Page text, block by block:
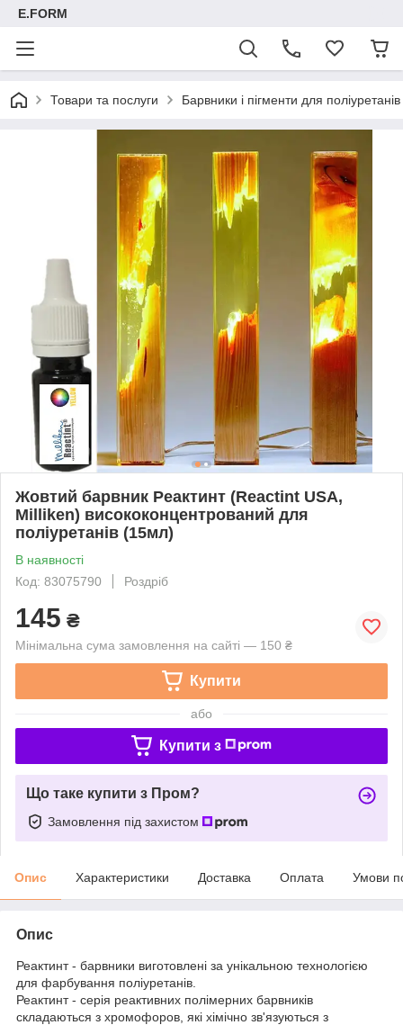
E.FORM
Товари та послуги Барвники і пігменти для поліуретанів
Жовтий барвник Реактинт (Reactint USA,
Milliken) висококонцентрований для
поліуретанів (15мл)
В наявності
Код: 83075790
Роздріб
145 ₴
Мінімальна сума замовлення на сайті — 150 ₴
Купити
або
Купити з
Що таке купити з Пром?
Замовлення під захистом
Опис Характеристики Доставка Оплата Умови
Опис
Реактинт - барвники виготовлені за унікальною технологією
для фарбування поліуретанів.
Реактинт - серія реактивних полімерних барвників
складаються з хромофоров, які хімічно зв'язуються з